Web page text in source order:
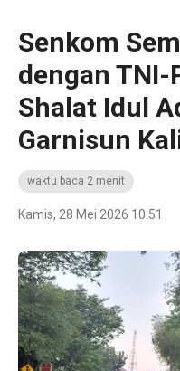
Senkom
dengan
Shalat Idul
Garnisun
waktu baca 2 menit
Kamis, 28 Mei 2026 10:51